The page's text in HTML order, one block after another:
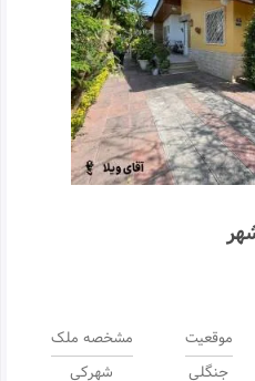
موقعیت
جنگلی
مشخصه ملک
شهرکی